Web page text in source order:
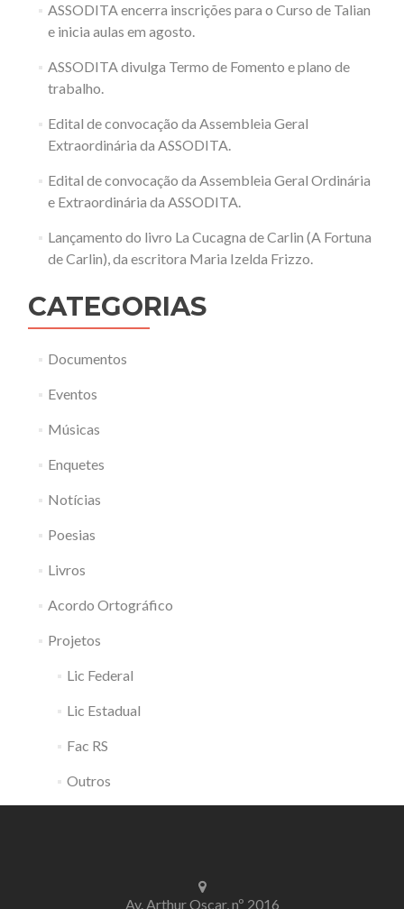
ASSODITA encerra inscrições para o Curso de Talian
e inicia aulas em agosto.
ASSODITA divulga Termo de Fomento e plano de
trabalho.
Edital de convocação da Assembleia Geral
Extraordinária da ASSODITA.
Edital de convocação da Assembleia Geral Ordinária
e Extraordinária da ASSODITA.
Lançamento do livro La Cucagna de Carlin (A Fortuna
de Carlin), da escritora Maria Izelda Frizzo.
CATEGORIAS
Documentos
Eventos
Músicas
Enquetes
Notícias
Poesias
Livros
Acordo Ortográfico
Projetos
Lic Federal
Lic Estadual
Fac RS
Outros
Av. Arthur Oscar, nº 2016